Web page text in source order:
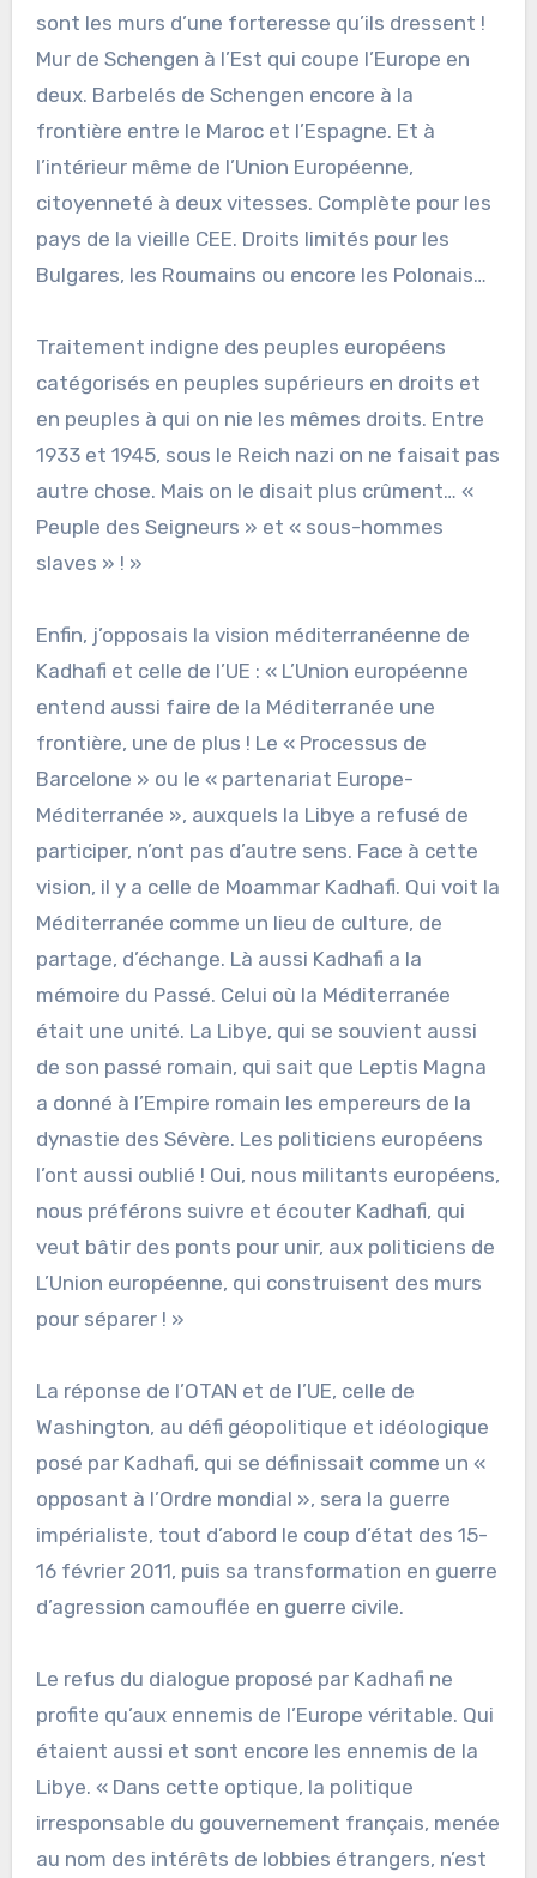
sont les murs d’une forteresse qu’ils dressent !
Mur de Schengen à l’Est qui coupe l’Europe en
deux. Barbelés de Schengen encore à la
frontière entre le Maroc et l’Espagne. Et à
l’intérieur même de l’Union Européenne,
citoyenneté à deux vitesses. Complète pour les
pays de la vieille CEE. Droits limités pour les
Bulgares, les Roumains ou encore les Polonais…
Traitement indigne des peuples européens
catégorisés en peuples supérieurs en droits et
en peuples à qui on nie les mêmes droits. Entre
1933 et 1945, sous le Reich nazi on ne faisait pas
autre chose. Mais on le disait plus crûment… «
Peuple des Seigneurs » et « sous-hommes
slaves » ! »
Enfin, j’opposais la vision méditerranéenne de
Kadhafi et celle de l’UE : « L’Union européenne
entend aussi faire de la Méditerranée une
frontière, une de plus ! Le « Processus de
Barcelone » ou le « partenariat Europe-
Méditerranée », auxquels la Libye a refusé de
participer, n’ont pas d’autre sens. Face à cette
vision, il y a celle de Moammar Kadhafi. Qui voit la
Méditerranée comme un lieu de culture, de
partage, d’échange. Là aussi Kadhafi a la
mémoire du Passé. Celui où la Méditerranée
était une unité. La Libye, qui se souvient aussi
de son passé romain, qui sait que Leptis Magna
a donné à l’Empire romain les empereurs de la
dynastie des Sévère. Les politiciens européens
l’ont aussi oublié ! Oui, nous militants européens,
nous préférons suivre et écouter Kadhafi, qui
veut bâtir des ponts pour unir, aux politiciens de
L’Union européenne, qui construisent des murs
pour séparer ! »
La réponse de l’OTAN et de l’UE, celle de
Washington, au défi géopolitique et idéologique
posé par Kadhafi, qui se définissait comme un «
opposant à l’Ordre mondial », sera la guerre
impérialiste, tout d’abord le coup d’état des 15-
16 février 2011, puis sa transformation en guerre
d’agression camouflée en guerre civile.
Le refus du dialogue proposé par Kadhafi ne
profite qu’aux ennemis de l’Europe véritable. Qui
étaient aussi et sont encore les ennemis de la
Libye. « Dans cette optique, la politique
irresponsable du gouvernement français, menée
au nom des intérêts de lobbies étrangers, n’est